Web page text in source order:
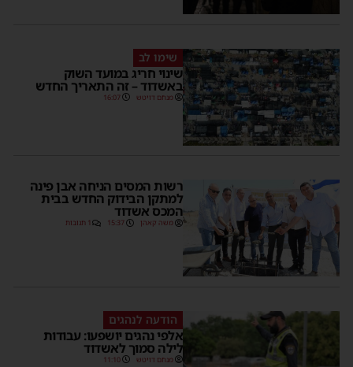
שימו לב
שינוי חריג במועד השוק
באשדוד – זה התאריך החדש
מנחם דויטש 16:07
רשות המסים הניחה אבן פינה
למתקן הבידוק החדש בבית
המכס אשדוד
משה קאהן 15:37 1 תגובות
הודעה לנהגים
אלפי נהגים יושפעו: עבודות
לילה סמוך לאשדוד
מנחם דויטש 11:10